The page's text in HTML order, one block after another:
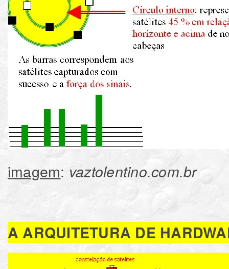
imagem: vaztolentino.com.br
A ARQUITETURA DE